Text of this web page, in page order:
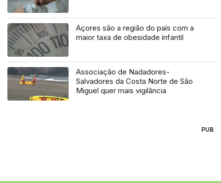
Açores são a região do país com a
maior taxa de obesidade infantil
Associação de Nadadores-
Salvadores da Costa Norte de São
Miguel quer mais vigilância
PUB